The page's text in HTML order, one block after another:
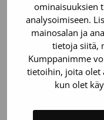
ominaisuuksien
analysoimiseen.
mainosalan ja
tietoja siitä,
Kumppanimme
tietoihin, joita olet
kun olet
Saako
työajalla?
Veripalvelun
-sertifikaatti on
potilaita ja